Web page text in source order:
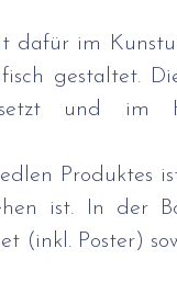
gestaltet.
und im
Produktes
ist. In der
(inkl. Poster)